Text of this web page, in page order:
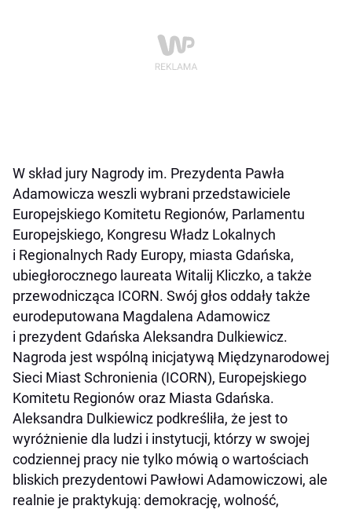
W skład jury Nagrody im. Prezydenta Pawła
Adamowicza weszli wybrani przedstawiciele
Europejskiego Komitetu Regionów, Parlamentu
Europejskiego, Kongresu Władz Lokalnych
i Regionalnych Rady Europy, miasta Gdańska,
ubiegłorocznego laureata Witalij Kliczko, a także
przewodnicząca ICORN. Swój głos oddały także
eurodeputowana Magdalena Adamowicz
i prezydent Gdańska Aleksandra Dulkiewicz.
Nagroda jest wspólną inicjatywą Międzynarodowej
Sieci Miast Schronienia (ICORN), Europejskiego
Komitetu Regionów oraz Miasta Gdańska.
Aleksandra Dulkiewicz podkreśliła, że jest to
wyróżnienie dla ludzi i instytucji, którzy w swojej
codziennej pracy nie tylko mówią o wartościach
bliskich prezydentowi Pawłowi Adamowiczowi, ale
realnie je praktykują: demokrację, wolność,